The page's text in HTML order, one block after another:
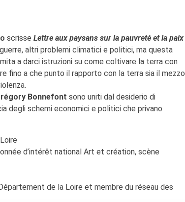
scrisse Lettre aux paysans sur la pauvreté et la paix
altri problemi climatici e politici, ma questa
a darci istruzioni su come coltivare la terra con
fino a che punto il rapporto con la terra sia il mezzo
Bonnefont sono uniti dal desiderio di
degli schemi economici e politici che privano
d’intérêt national Art et création, scène
de la Loire et membre du réseau des